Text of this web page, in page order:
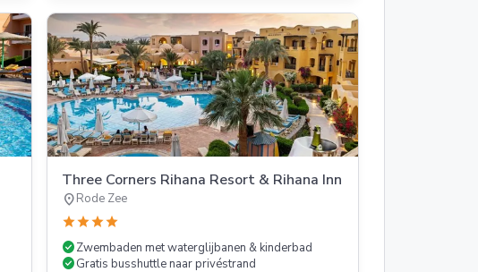
Three Corners Rihana Resort & Rihana Inn
location_onRode Zee
starstarstarstar
check_circleZwembaden met waterglijbanen & kinderbad
check_circleGratis busshuttle naar privéstrand